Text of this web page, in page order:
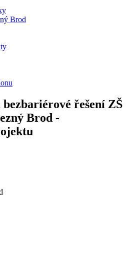
Brod
řešení ZŠ
Brod -